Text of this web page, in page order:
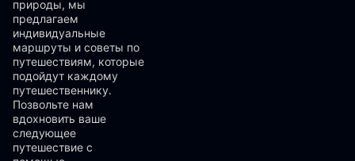
природы, мы
предлагаем
индивидуальные
маршруты и советы по
путешествиям, которые
подойдут каждому
путешественнику.
Позвольте нам
вдохновить ваше
следующее
путешествие с